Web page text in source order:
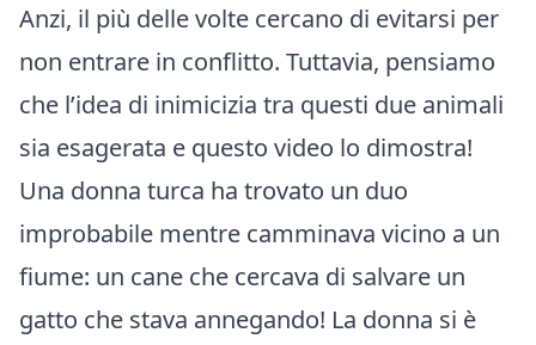
Anzi, il più delle volte cercano di evitarsi per
non entrare in conflitto. Tuttavia, pensiamo
che l’idea di inimicizia tra questi due animali
sia esagerata e questo video lo dimostra!
Una donna turca ha trovato un duo
improbabile mentre camminava vicino a un
fiume: un cane che cercava di salvare un
gatto che stava annegando! La donna si è